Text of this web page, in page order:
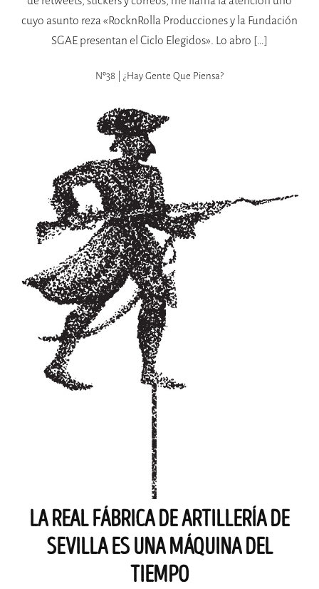
cuyo asunto reza «RocknRolla Producciones y la Fundación
SGAE presentan el Ciclo Elegidos». Lo abro […]
Nº38 | ¿hay Gente Que Piensa?
LA REAL FÁBRICA DE ARTILLERÍA DE
SEVILLA ES UNA MÁQUINA DEL
TIEMPO